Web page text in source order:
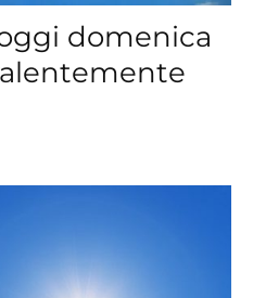
domenica